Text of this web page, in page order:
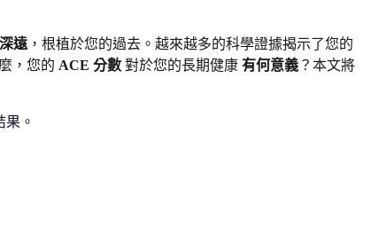
遠 ，根植於您的過去。越來越多的科學證據揭示了您的
，您的 ACE 分數 對於您的長期健康 有何意義 ？本文將
果 。